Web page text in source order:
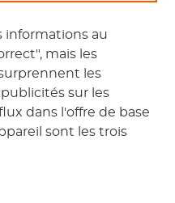
informations au
mais les
les
sur les
dans l'offre de base
sont les trois